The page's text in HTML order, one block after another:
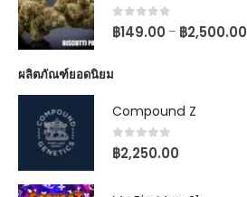
0out of 5
฿149.00 – ฿2,500.00
ผลิตภัณฑ์ยอดนิยม
Compound Z
0out of 5
฿2,250.00